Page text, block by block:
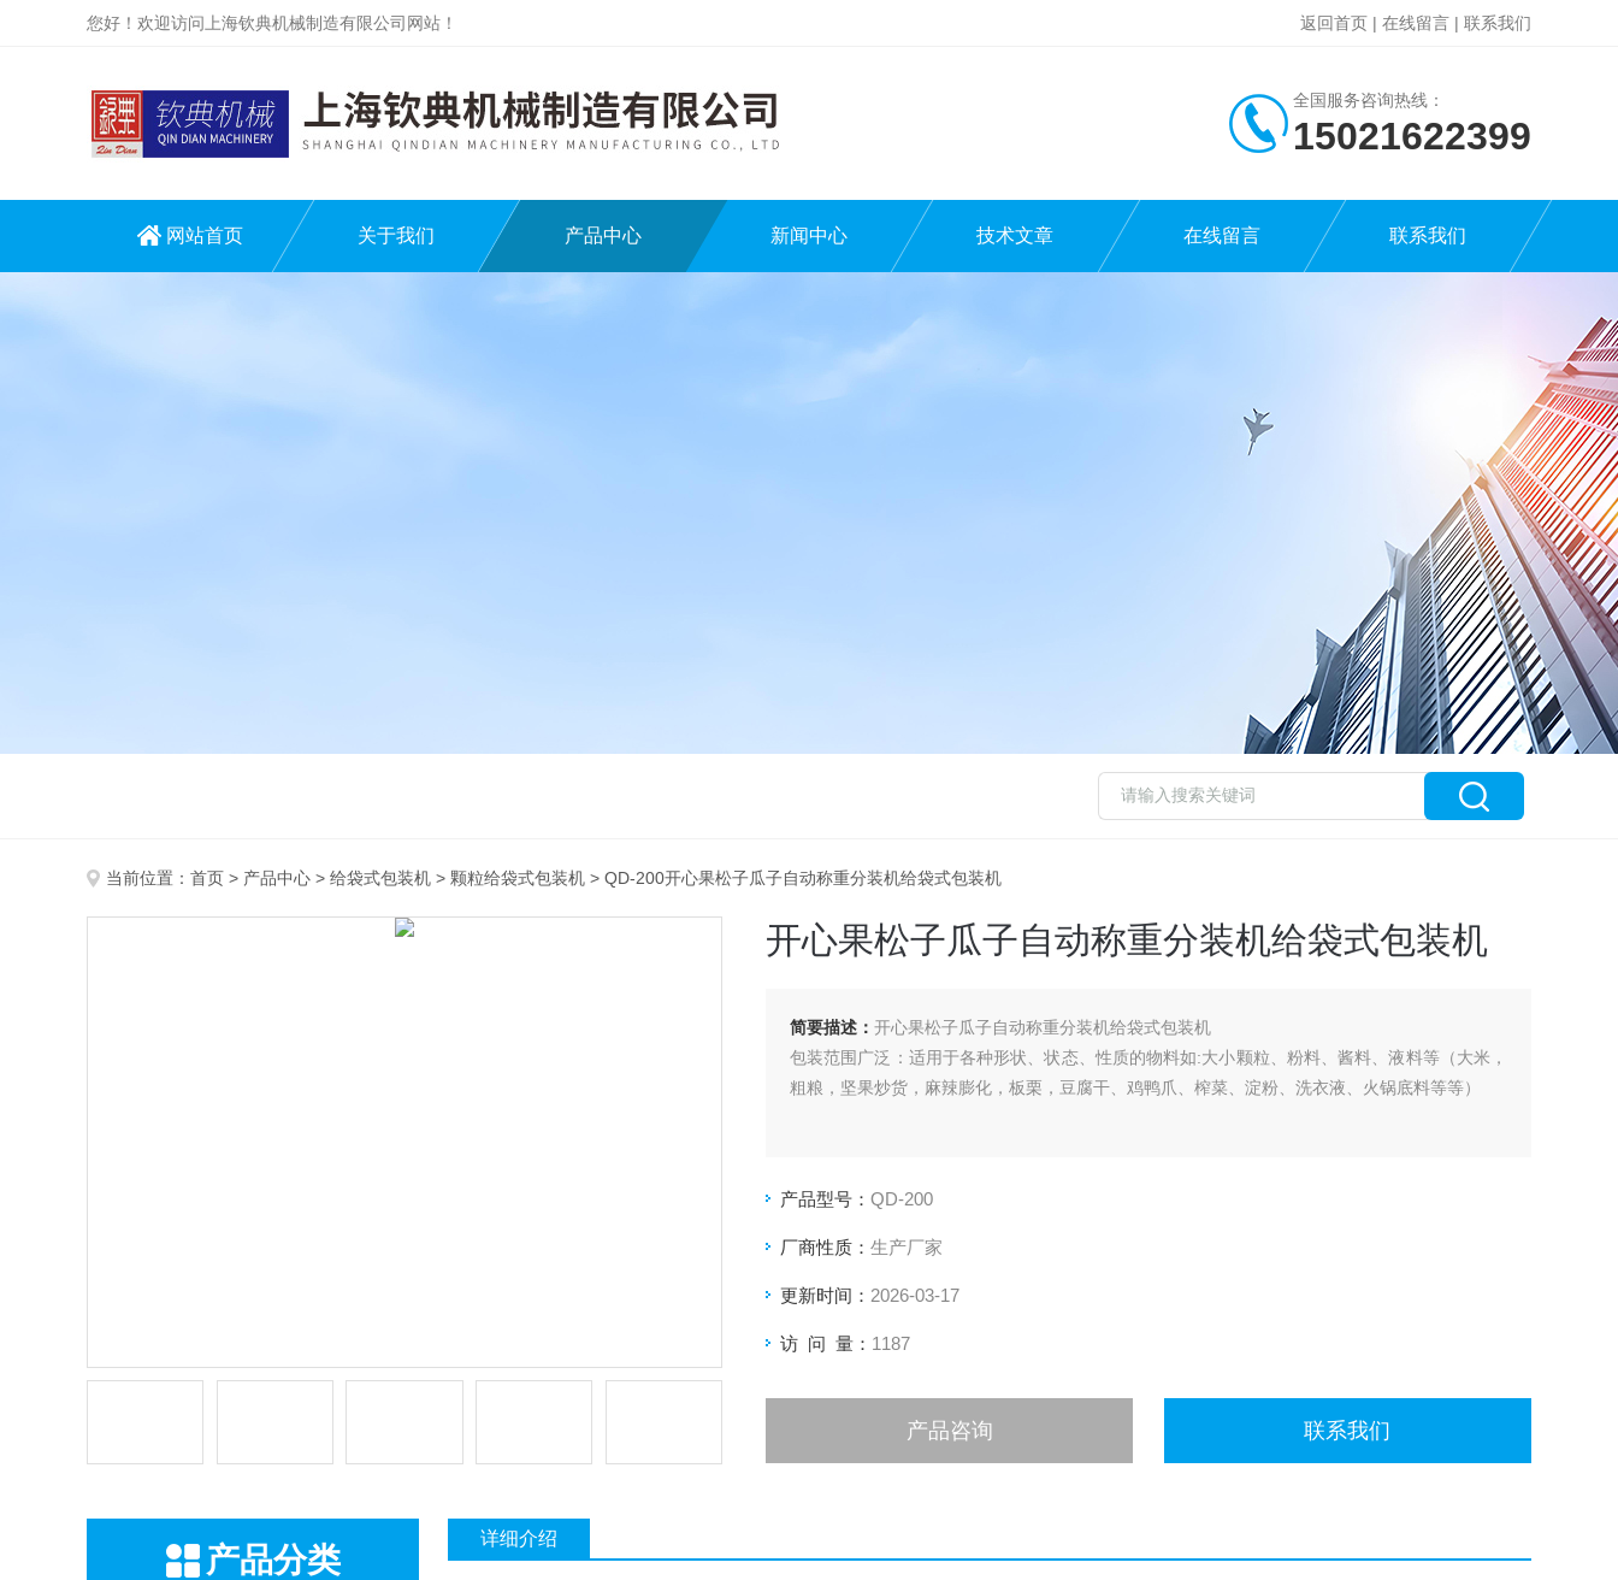
您好！欢迎访问上海钦典机械制造有限公司网站！ 返回首页 | 在线留言 | 联系我们
全国服务咨询热线：
15021622399
网站首页 关于我们 产品中心 新闻中心 技术文章 在线留言 联系我们
当前位置： 首页 > 产品中心 > 给袋式包装机 > 颗粒给袋式包装机 > QD-200开心果松子瓜子自动称重分装机给袋式包装机
开心果松子瓜子自动称重分装机给袋式包装机
简要描述： 开心果松子瓜子自动称重分装机给袋式包装机
包装范围广泛：适用于各种形状、状态、性质的物料如:大小颗粒、粉料、酱料、液料等（大米，
粗粮，坚果炒货，麻辣膨化，板栗，豆腐干、鸡鸭爪、榨菜、淀粉、洗衣液、火锅底料等等）
产品型号： QD-200
厂商性质： 生产厂家
更新时间： 2026-03-17
访 问 量： 1187
产品咨询 联系我们
产品分类
详细介绍